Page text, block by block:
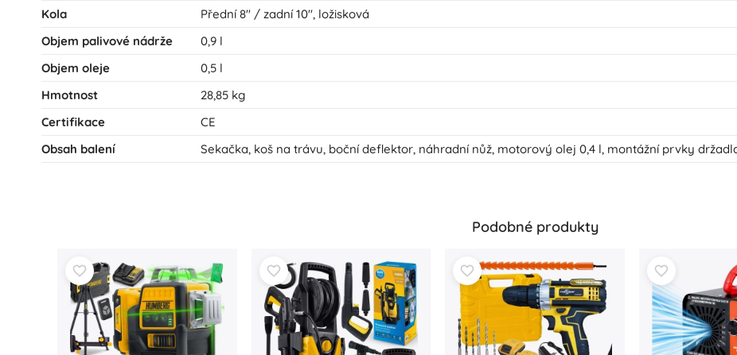
Kola
Přední 8" / zadní 10", ložisková
Objem palivové nádrže
0,9 l
Objem oleje
0,5 l
Hmotnost
28,85 kg
Certifikace
CE
Obsah balení
Sekačka, koš na trávu, boční deflektor, náhradní nůž, motorový olej 0,4 l, montážní prvky
Podobné produkty